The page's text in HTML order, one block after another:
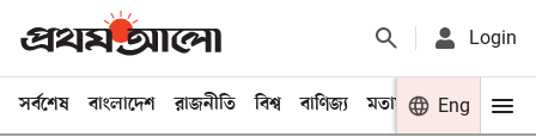
Login
সর্বশেষ বাংলাদেশ রাজনীতি বিশ্ব বাণিজ্য মতামত খেলা
Eng